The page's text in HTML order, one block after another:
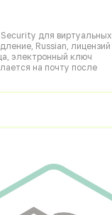
для виртуальных
Russian, лицензий
электронный ключ
на почту после